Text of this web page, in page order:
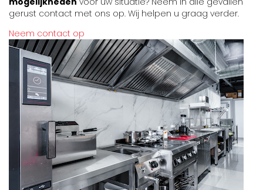
gerust contact met ons op. Wij helpen u graag verder.
Neem contact op